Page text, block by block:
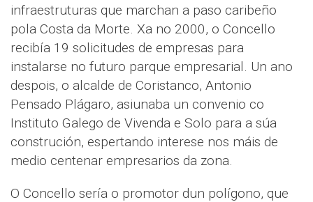
infraestruturas que marchan a paso caribeño
pola Costa da Morte. Xa no 2000, o Concello
recibía 19 solicitudes de empresas para
instalarse no futuro parque empresarial. Un ano
despois, o alcalde de Coristanco, Antonio
Pensado Plágaro, asiunaba un convenio co
Instituto Galego de Vivenda e Solo para a súa
construción, espertando interese nos máis de
medio centenar empresarios da zona.
O Concello sería o promotor dun polígono, que